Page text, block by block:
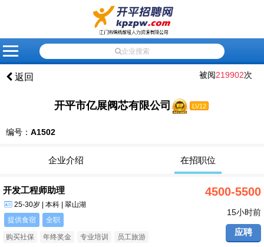
站
页
员
录
员
册
聘
息
才
息
级
索
业
页
届
就
新
讯
系
们
企业搜索
返回 被阅219902次
开平市亿展阀芯有限公司 LV12
编号： A1502
企业介绍 在招职位
开发工程师助理
25-30岁 | 本科 | 翠山湖
提供食宿
全职
购买社保 年终奖金 专业培训 员工旅游
4500-5500
15小时前
应聘